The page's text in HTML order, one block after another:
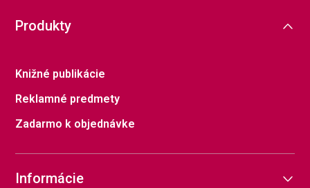
Produkty
Knižné publikácie
Reklamné predmety
Zadarmo k objednávke
Informácie